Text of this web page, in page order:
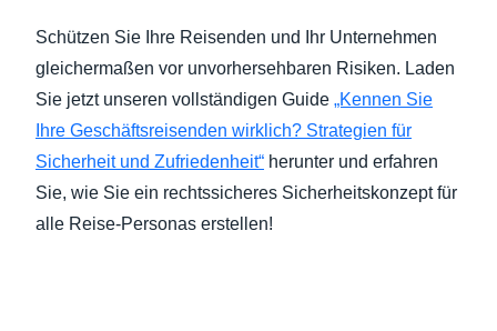
Schützen Sie Ihre Reisenden und Ihr Unternehmen
gleichermaßen vor unvorhersehbaren Risiken. Laden
Sie jetzt unseren vollständigen Guide „Kennen Sie
Ihre Geschäftsreisenden wirklich? Strategien für
Sicherheit und Zufriedenheit“ herunter und erfahren
Sie, wie Sie ein rechtssicheres Sicherheitskonzept für
alle Reise-Personas erstellen!